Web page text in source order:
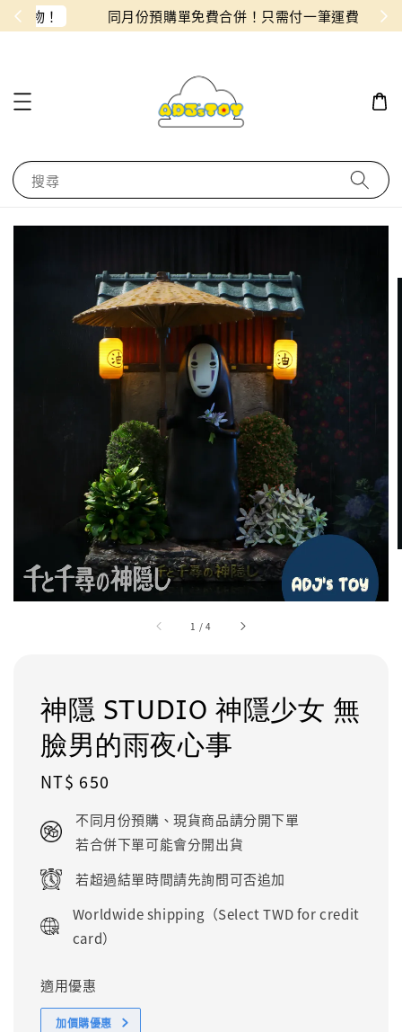
！ 同月份預購單免費合併！只需付一筆運費
搜尋
1 /4
神隱 STUDIO 神隱少女 無
臉男的雨夜心事
Regular
NT$ 650
不同月份預購、現貨商品請分開下單
若合併下單可能會分開出貨
若超過結單時間請先詢問可否追加
Worldwide shipping（Select TWD for credit
card）
適用優惠
加價購優惠